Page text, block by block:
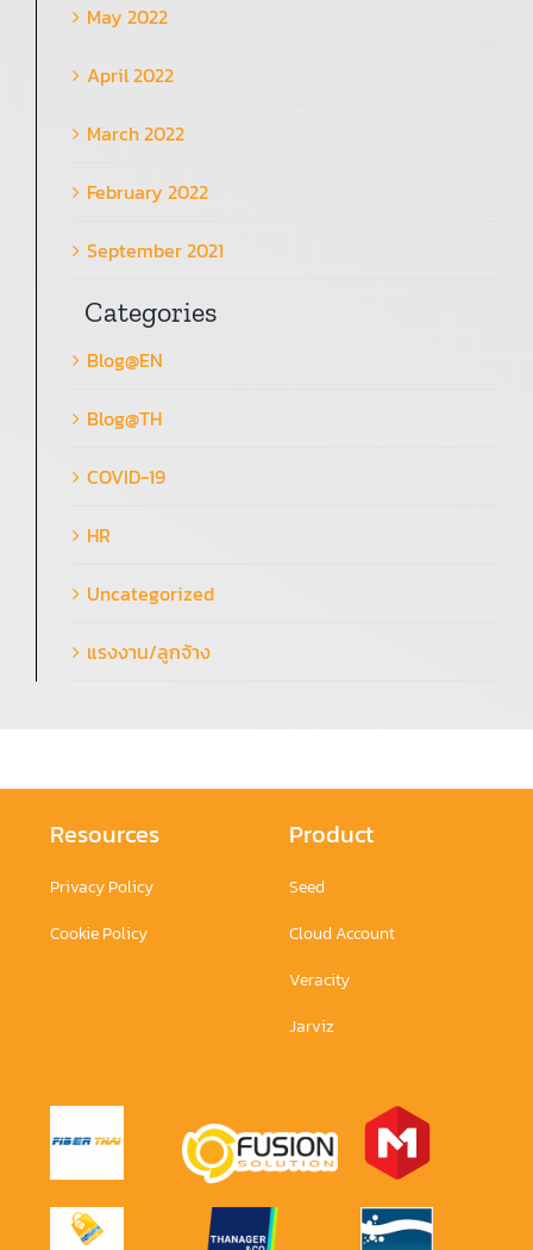
May 2022
April 2022
March 2022
February 2022
September 2021
Categories
Blog@EN
Blog@TH
COVID-19
HR
Uncategorized
แรงงาน/ลูกจ้าง
Resources
Privacy Policy
Cookie Policy
Product
Seed
Cloud Account
Veracity
Jarviz